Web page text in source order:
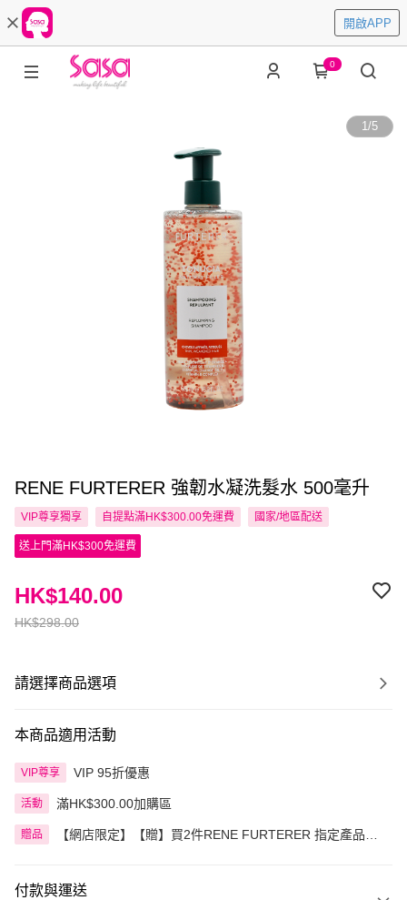
開啟APP
0
1/5
RENE FURTERER 強韌水凝洗髮水 500毫升
VIP尊享獨享 自提點滿HK$300.00免運費 國家/地區配送
送上門滿HK$300免運費
HK$298.00
HK$140.00
請選擇商品選項
本商品適用活動
VIP尊享 VIP 95折優惠
活動 滿HK$300.00加購區
贈品
【網店限定】【贈】買2件RENE FURTERER 指定產品送2
付款與運送